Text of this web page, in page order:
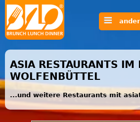
ASIA RESTAURANTS IM
WOLFENBÜTTEL
...und weitere Restaurants mit